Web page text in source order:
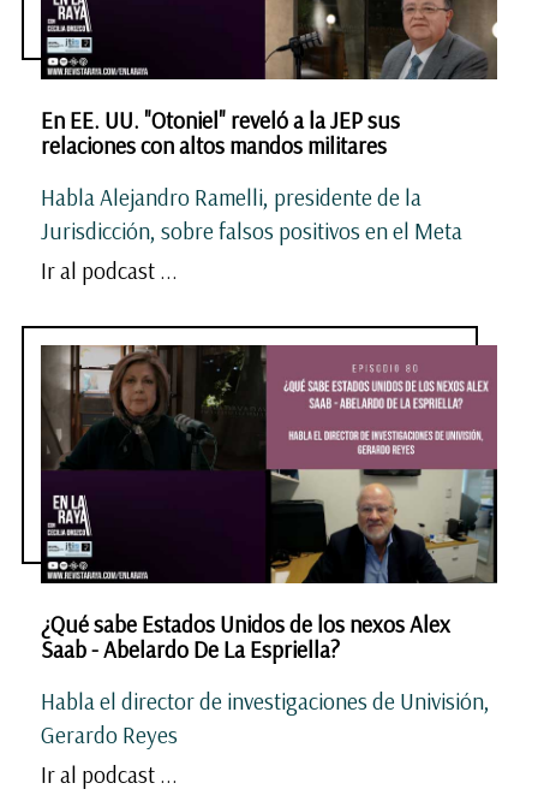
En EE. UU. "Otoniel" reveló a la JEP sus
relaciones con altos mandos militares
Habla Alejandro Ramelli, presidente de la
Jurisdicción, sobre falsos positivos en el Meta
Ir al podcast ...
¿Qué sabe Estados Unidos de los nexos Alex
Saab - Abelardo De La Espriella?
Habla el director de investigaciones de Univisión,
Gerardo Reyes
Ir al podcast ...